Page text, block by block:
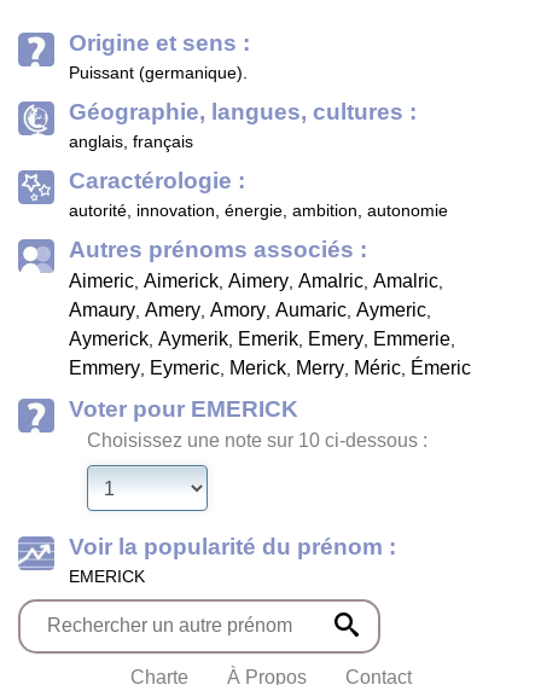
Origine et sens :
Puissant (germanique).
Géographie, langues, cultures :
anglais, français
Caractérologie :
autorité, innovation, énergie, ambition, autonomie
Autres prénoms associés :
Aimeric, Aimerick, Aimery, Amalric, Amalric,
Amaury, Amery, Amory, Aumaric, Aymeric,
Aymerick, Aymerik, Emerik, Emery, Emmerie,
Emmery, Eymeric, Merick, Merry, Méric, Émeric
Voter pour EMERICK
Choisissez une note sur 10 ci-dessous :
Voir la popularité du prénom :
EMERICK
Charte À Propos Contact